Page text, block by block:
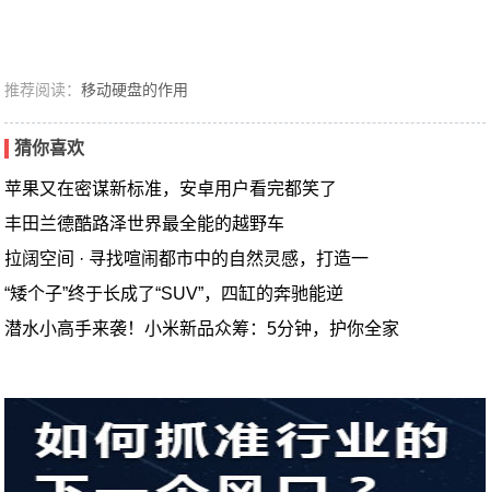
推荐阅读：移动硬盘的作用
猜你喜欢
苹果又在密谋新标准，安卓用户看完都笑了
丰田兰德酷路泽世界最全能的越野车
拉阔空间 · 寻找喧闹都市中的自然灵感，打造一
“矮个子”终于长成了“SUV”，四缸的奔驰能逆
潜水小高手来袭！小米新品众筹：5分钟，护你全家